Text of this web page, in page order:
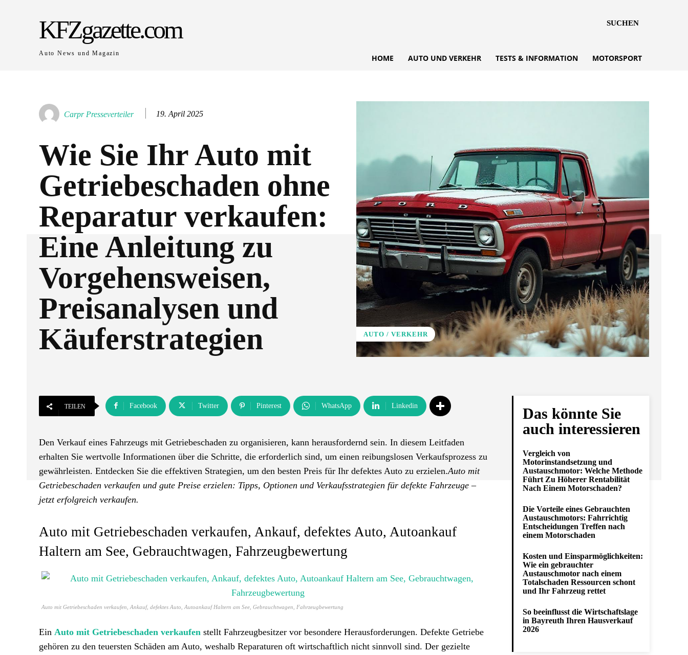
KFZgazette.com
Auto News und Magazin
SUCHEN
HOME AUTO UND VERKEHR TESTS & INFORMATION MOTORSPORT
Carpr Presseverteiler 19. April 2025
Wie Sie Ihr Auto mit
Getriebeschaden ohne
Reparatur verkaufen:
Eine Anleitung zu
Vorgehensweisen,
Preisanalysen und
Käuferstrategien
AUTO / VERKEHR
TEILEN Facebook Twitter Pinterest WhatsApp Linkedin
Den Verkauf eines Fahrzeugs mit Getriebeschaden zu organisieren, kann herausfordernd sein. In diesem Leitfaden
erhalten Sie wertvolle Informationen über die Schritte, die erforderlich sind, um einen reibungslosen Verkaufsprozess zu
gewährleisten. Entdecken Sie die effektiven Strategien, um den besten Preis für Ihr defektes Auto zu erzielen.Auto mit
Getriebeschaden verkaufen und gute Preise erzielen: Tipps, Optionen und Verkaufsstrategien für defekte Fahrzeuge –
jetzt erfolgreich verkaufen.
Auto mit Getriebeschaden verkaufen, Ankauf, defektes Auto, Autoankauf
Haltern am See, Gebrauchtwagen, Fahrzeugbewertung
Auto mit Getriebeschaden verkaufen, Ankauf, defektes Auto, Autoankauf Haltern am See, Gebrauchtwagen, Fahrzeugbewertung
Ein Auto mit Getriebeschaden verkaufen stellt Fahrzeugbesitzer vor besondere Herausforderungen. Defekte Getriebe
gehören zu den teuersten Schäden am Auto, weshalb Reparaturen oft wirtschaftlich nicht sinnvoll sind. Der gezielte
Das könnte Sie
auch interessieren
Vergleich von
Motorinstandsetzung und
Austauschmotor: Welche Methode
Führt Zu Höherer Rentabilität
Nach Einem Motorschaden?
Die Vorteile eines Gebrauchten
Austauschmotors: Fahrrichtig
Entscheidungen Treffen nach
einem Motorschaden
Kosten und Einsparmöglichkeiten:
Wie ein gebrauchter
Austauschmotor nach einem
Totalschaden Ressourcen schont
und Ihr Fahrzeug rettet
So beeinflusst die Wirtschaftslage
in Bayreuth Ihren Hausverkauf
2026